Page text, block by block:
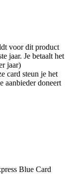
voor dit product
jaar. Je betaalt het
jaar)
card steun je het
aanbieder doneert
Blue Card